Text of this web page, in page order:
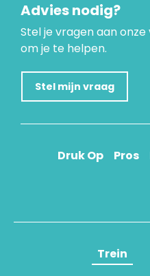
Advies nodig?
Stel je vragen aan
om je te helpen.
Stel mijn vraag
Druk Op Pros
Trein